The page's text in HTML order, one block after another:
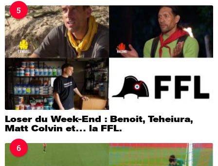
5
Loser du Week-End : Benoit, Teheiura,
Matt Colvin et… la FFL.
6